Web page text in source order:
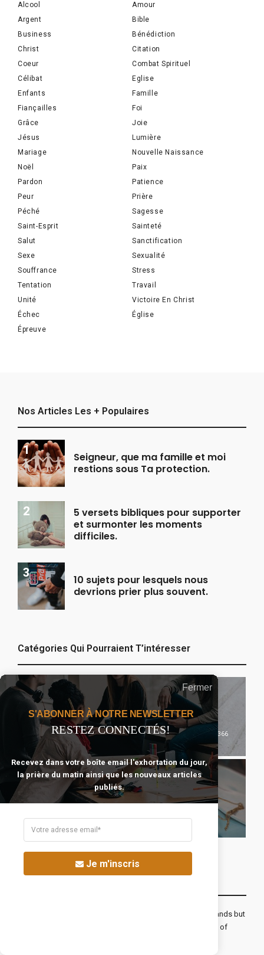
Alcool
Amour
Argent
Bible
Business
Bénédiction
Christ
Citation
Coeur
Combat Spirituel
Célibat
Eglise
Enfants
Famille
Fiançailles
Foi
Grâce
Joie
Jésus
Lumière
Mariage
Nouvelle Naissance
Noël
Paix
Pardon
Patience
Peur
Prière
Péché
Sagesse
Saint-Esprit
Sainteté
Salut
Sanctification
Sexe
Sexualité
Souffrance
Stress
Tentation
Travail
Unité
Victoire En Christ
Échec
Église
Épreuve
Nos Articles Les + Populaires
Seigneur, que ma famille et moi
restions sous Ta protection.
5 versets bibliques pour supporter
et surmonter les moments
difficiles.
10 sujets pour lesquels nous
devrions prier plus souvent.
Catégories Qui Pourraient T’intéresser
Célibataire Épanoui
Commencer Avec
Jésus
366
Se Préparer Au
Mariage
The real voyage of discovery consists not in seeking new lands but
seeing with new eyes. All journeys have secret destinations of
Fermer
S'ABONNER À NOTRE NEWSLETTER
RESTEZ CONNECTÉS!
Recevez dans votre boîte email l'exhortation du jour,
la prière du matin ainsi que les nouveaux articles
publiés.
Je m'inscris